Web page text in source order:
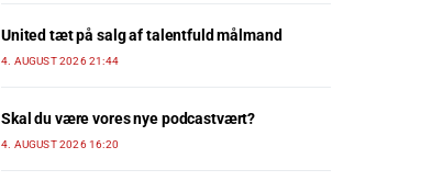
United tæt på salg af talentfuld målmand
4. AUGUST 2026 21:44
Skal du være vores nye podcastvært?
4. AUGUST 2026 16:20